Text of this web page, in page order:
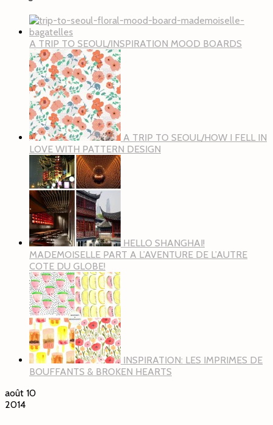
A TRIP TO SEOUL/INSPIRATION MOOD BOARDS
A TRIP TO SEOUL/HOW I FELL IN
LOVE WITH PATTERN DESIGN
HELLO SHANGHAI!
MADEMOISELLE PART A L’AVENTURE DE L’AUTRE
COTE DU GLOBE!
INSPIRATION: LES IMPRIMES DE
BOUFFANTS & BROKEN HEARTS
août 10
2014